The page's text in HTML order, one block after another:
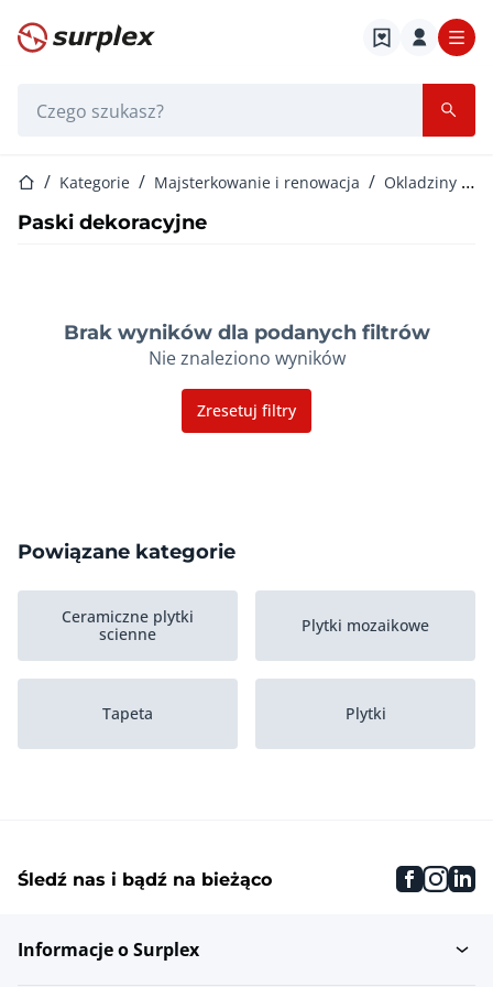
Strona główna
Strona główna
Kategorie Majsterkowanie i renowacja Okladziny scienne
Paski dekoracyjne
Brak wyników dla podanych filtrów
Nie znaleziono wyników
Zresetuj filtry
Powiązane kategorie
Ceramiczne plytki
scienne
Plytki mozaikowe
Tapeta Plytki
Śledź nas i bądź na bieżąco
Informacje o Surplex